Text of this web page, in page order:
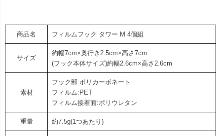
商品名 フィルムフック タワー M 4個組
サイズ
約幅7cm×奥行き2.5cm×高さ7cm
(フック本体サイズ)約幅2.6cm×高さ2.6cm
素材
フック部:ポリカーボネート
フィルム:PET
フィルム接着面:ポリウレタン
重量 約7.5g(1つあたり)